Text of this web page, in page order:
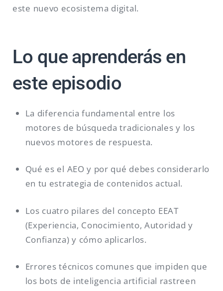
este nuevo ecosistema digital.
Lo que aprenderás en
este episodio
La diferencia fundamental entre los
motores de búsqueda tradicionales y los
nuevos motores de respuesta.
Qué es el AEO y por qué debes considerarlo
en tu estrategia de contenidos actual.
Los cuatro pilares del concepto EEAT
(Experiencia, Conocimiento, Autoridad y
Confianza) y cómo aplicarlos.
Errores técnicos comunes que impiden que
los bots de inteligencia artificial rastreen